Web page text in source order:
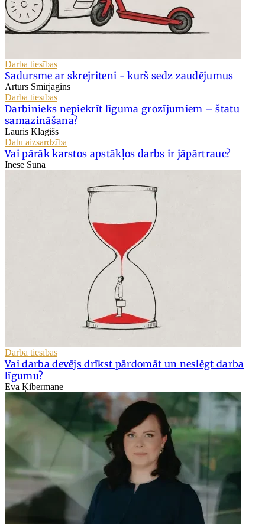
Darba tiesības
Sadursme ar skrejriteni - kurš sedz zaudējumus
Arturs Smirjagins
Darba tiesības
Darbinieks nepiekrīt līguma grozījumiem – štatu
samazināšana?
Lauris Klagišs
Datu aizsardzība
Vai pārāk karstos apstākļos darbs ir jāpārtrauc?
Inese Sūna
Darba tiesības
Vai darba devējs drīkst pārdomāt un neslēgt darba
līgumu?
Eva Ķibermane